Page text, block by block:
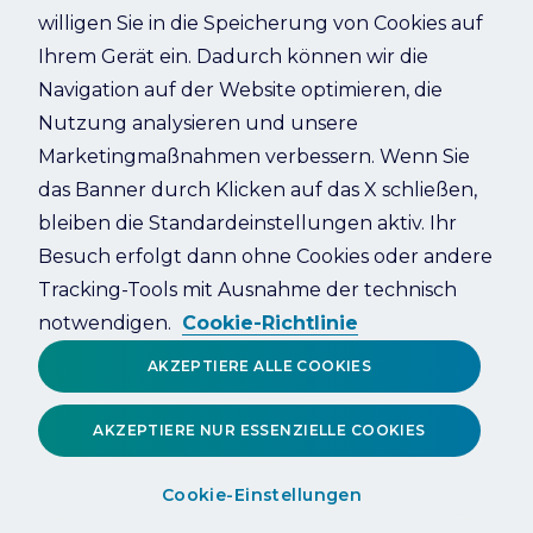
Refresh
willigen Sie in die Speicherung von Cookies auf
Ihrem Gerät ein. Dadurch können wir die
Navigation auf der Website optimieren, die
Nutzung analysieren und unsere
Marketingmaßnahmen verbessern. Wenn Sie
das Banner durch Klicken auf das X schließen,
bleiben die Standardeinstellungen aktiv. Ihr
Besuch erfolgt dann ohne Cookies oder andere
Tracking-Tools mit Ausnahme der technisch
notwendigen. Cookie-Richtlinie
Cookie-Einstellungen
AKZEPTIERE NUR ESSENZIELLE COOKIES
AKZEPTIERE ALLE COOKIES